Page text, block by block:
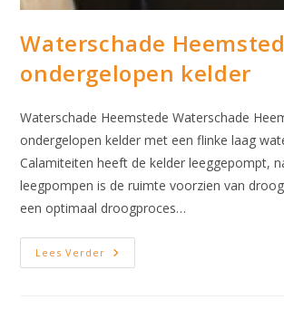
Waterschade
ondergelopen kelder
Waterschade Heemstede Waterschade
ondergelopen kelder met een flinke laag
Calamiteiten heeft de kelder leeggepompt,
leegpompen is de ruimte voorzien van
een optimaal droogproces…
Lees Verder Waterschade
Heemstede